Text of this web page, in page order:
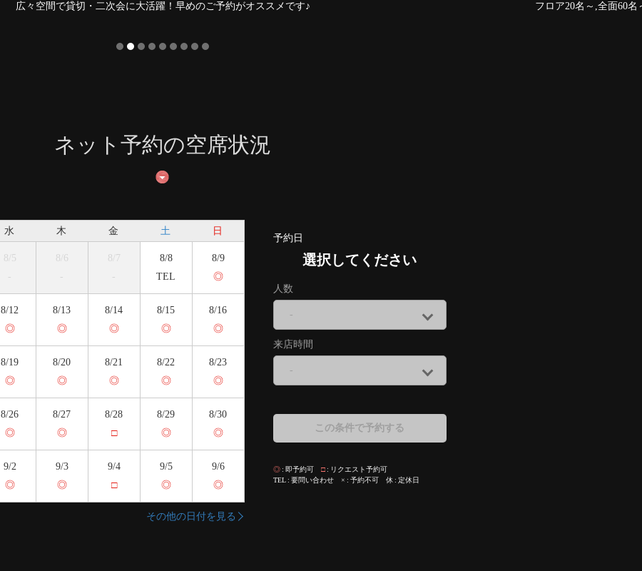
広々空間で貸切・二次会に大活躍！早めのご予約がオススメです♪ フロア20名～,全面60
ネット予約の空席状況
水 木 金 土 日
8/5
-
8/6
-
8/7
-
8/8
TEL
8/9
◎
8/12
◎
8/13
◎
8/14
◎
8/15
◎
8/16
◎
8/19
◎
8/20
◎
8/21
◎
8/22
◎
8/23
◎
8/26
◎
8/27
◎
8/28
□
8/29
◎
8/30
◎
9/2
◎
9/3
◎
9/4
□
9/5
◎
9/6
◎
その他の日付を見る
予約日
選択してください
人数
-
来店時間
-
この条件で予約する
◎ 即予約可 □
リクエスト予約可
TEL
要問い合わせ × 予約不可 休 定休日